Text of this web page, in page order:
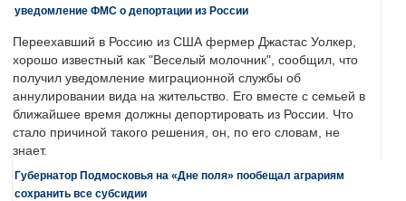
уведомление ФМС о депортации из России
Переехавший в Россию из США фермер Джастас Уолкер,
хорошо известный как "Веселый молочник", сообщил, что
получил уведомление миграционной службы об
аннулировании вида на жительство. Его вместе с семьей в
ближайшее время должны депортировать из России. Что
стало причиной такого решения, он, по его словам, не
знает.
Губернатор Подмосковья на «Дне поля» пообещал аграриям
сохранить все субсидии